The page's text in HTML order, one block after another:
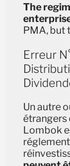
The
PMA, but
Erreur
Un autre
étrangers
Lombok